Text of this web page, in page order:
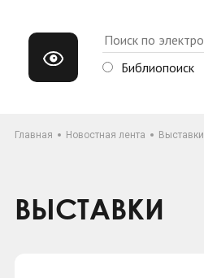
Библиопоиск
Главная Новостная лента Выставки
ВЫСТАВКИ